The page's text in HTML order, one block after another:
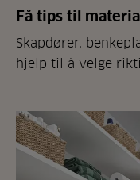
Få tips til
Skapdører,
hjelp til å velge